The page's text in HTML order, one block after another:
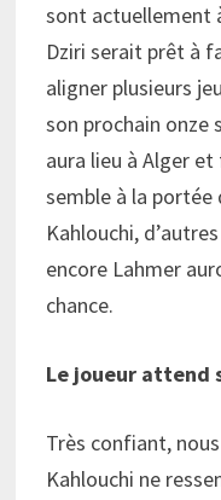
sont actuellement
Dziri serait prêt à
aligner plusieurs
son prochain
aura lieu à Alger
semble à la portée
Kahlouchi,
encore Lahmer
chance.
Le joueur attend
Très confiant,
Kahlouchi ne